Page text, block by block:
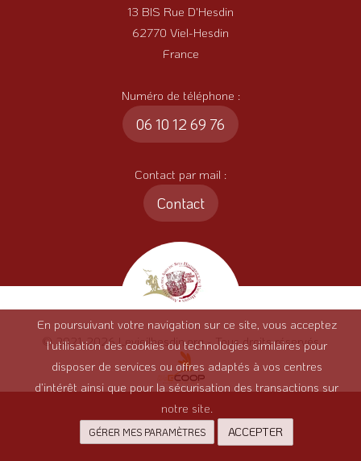
13 BIS Rue D'Hesdin
62770 Viel-Hesdin
France
Numéro de téléphone :
06 10 12 69 76
Contact par mail :
Contact
© 2021-2026 Levieilhesdin.org - Tous droits réservés
En poursuivant votre navigation sur ce site, vous acceptez
l'utilisation des cookies ou technologies similaires pour
disposer de services ou offres adaptés à vos centres
d’intérêt ainsi que pour la sécurisation des transactions sur
notre site.
GÉRER MES PARAMÈTRES ACCEPTER